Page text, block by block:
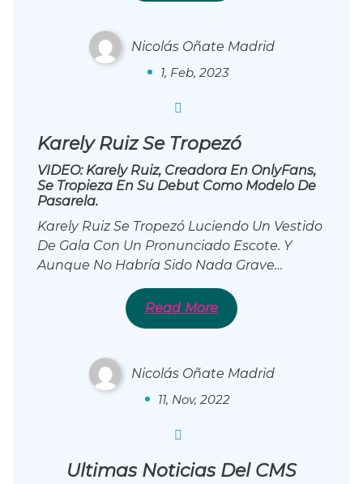
Nicolás Oñate Madrid
1, Feb, 2023
Karely Ruiz Se Tropezó
VIDEO: Karely Ruiz, Creadora En OnlyFans,
Se Tropieza En Su Debut Como Modelo De
Pasarela.
Karely Ruiz Se Tropezó Luciendo Un Vestido
De Gala Con Un Pronunciado Escote. Y
Aunque No Habría Sido Nada Grave…
Read More
Ultimas Noticias Del CMS
Nicolás Oñate Madrid
11, Nov, 2022
Ultimas Noticias Del CMS